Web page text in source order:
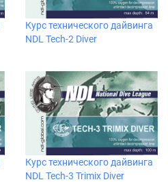
Курс технического дайвинга
NDL Tech-2 Diver
Курс технического дайвинга
NDL Tech-3 Trimix Diver